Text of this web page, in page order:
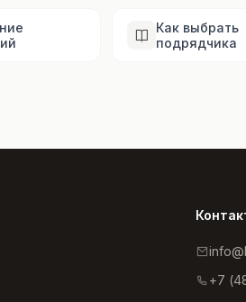
Как выбрать
подрядчика
+7